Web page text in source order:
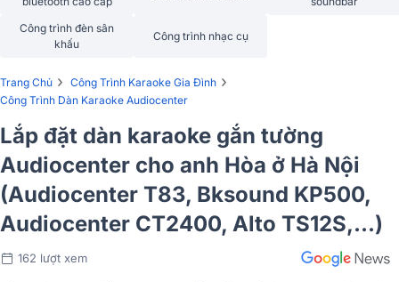
Công trình đèn sân
khấu
Công trình nhạc cụ
Trang Chủ › Công Trình Karaoke Gia Đình ›
Công Trình Dàn Karaoke Audiocenter
Lắp đặt dàn karaoke gắn tường
Audiocenter cho anh Hòa ở Hà Nội
(Audiocenter T83, Bksound KP500,
Audiocenter CT2400, Alto TS12S,...)
162 lượt xem